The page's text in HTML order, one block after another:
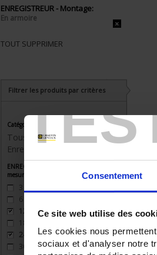
Consentement
Ce site web utilise des
Les cookies nous
sociaux et d'analyser notre
ENREGISTREUR - Montage:
En armoire
TOUT SUPPRIMER
Filtrer les produits par critères
Catégorie
Tous les produits
Enregistreurs sans papier
ENREGISTREUR - Nombre de voies de
mesure
3
6
12
18
24
30